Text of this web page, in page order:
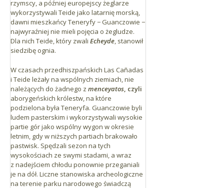
rzymscy, a później europejscy żeglarze
wykorzystywali Teide jako latarnię morską,
dawni mieszkańcy Teneryfy − Guanczowie −
najwyraźniej nie mieli pojęcia o żegludze.
Dla nich Teide, który zwali Echeyde, stanowił
siedzibę ognia.
W czasach przedhiszpańskich Las Cañadas
i Teide leżały na wspólnych ziemiach, nie
należących do żadnego z menceyatos, czyli
aborygeńskich królestw, na które
podzielona była Teneryfa. Guanczowie byli
ludem pasterskim i wykorzystywali wysokie
partie gór jako wspólny wygon w okresie
letnim, gdy w niższych partiach brakowało
pastwisk. Spędzali sezon na tych
wysokościach ze swymi stadami, a wraz
z nadejściem chłodu ponownie przeganiali
je na dół. Liczne stanowiska archeologiczne
na terenie parku narodowego świadczą